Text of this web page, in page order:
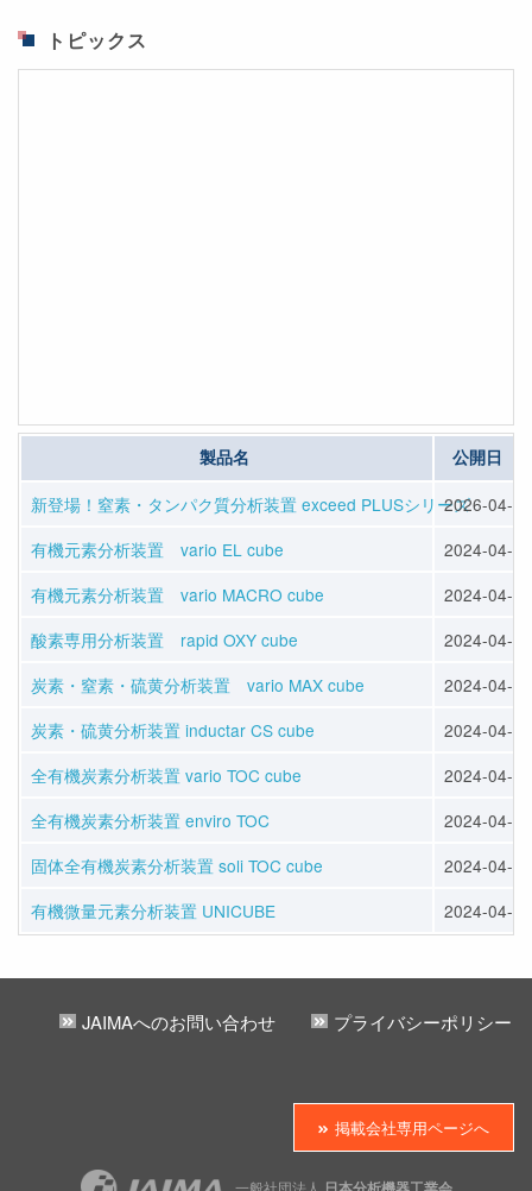
トピックス
製品名 公開日
新登場！窒素・タンパク質分析装置 exceed PLUSシリーズ2026-04-13
有機元素分析装置 vario EL cube
2024-04-12
有機元素分析装置 vario MACRO cube
2024-04-12
酸素専用分析装置 rapid OXY cube
2024-04-12
炭素・窒素・硫黄分析装置 vario MAX cube
2024-04-12
炭素・硫黄分析装置 inductar CS cube
2024-04-12
全有機炭素分析装置 vario TOC cube
2024-04-12
全有機炭素分析装置 enviro TOC
2024-04-12
固体全有機炭素分析装置 soli TOC cube
2024-04-12
有機微量元素分析装置 UNICUBE
2024-04-12
JAIMAへのお問い合わせ プライバシーポリシー
掲載会社専用ページへ
一般社団法人